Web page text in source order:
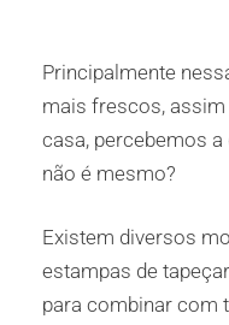
Principalmente
mais frescos,
casa, percebemos
não é mesmo?
Existem diversos
estampas de
para combinar com